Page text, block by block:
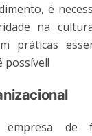
é
na
práticas
possível!
de